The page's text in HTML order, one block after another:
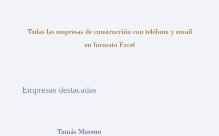
Todas las empresas de construcción con teléfono y email
en formato Excel
Empresas destacadas
Tomás Moreno